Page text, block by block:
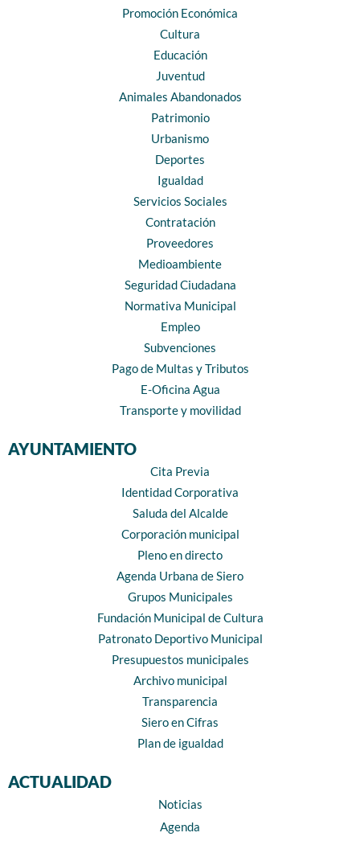
Promoción Económica
Cultura
Educación
Juventud
Animales Abandonados
Patrimonio
Urbanismo
Deportes
Igualdad
Servicios Sociales
Contratación
Proveedores
Medioambiente
Seguridad Ciudadana
Normativa Municipal
Empleo
Subvenciones
Pago de Multas y Tributos
E-Oficina Agua
Transporte y movilidad
AYUNTAMIENTO
Cita Previa
Identidad Corporativa
Saluda del Alcalde
Corporación municipal
Pleno en directo
Agenda Urbana de Siero
Grupos Municipales
Fundación Municipal de Cultura
Patronato Deportivo Municipal
Presupuestos municipales
Archivo municipal
Transparencia
Siero en Cifras
Plan de igualdad
ACTUALIDAD
Noticias
Agenda